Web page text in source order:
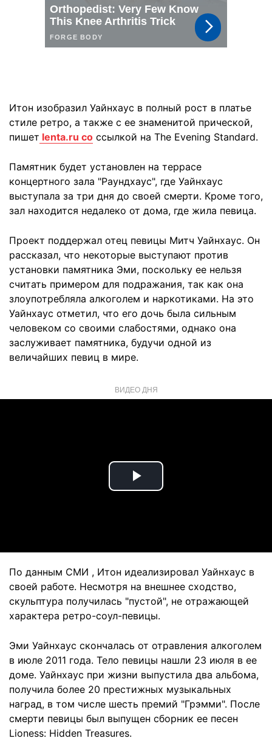
Итон изобразил Уайнхаус в полный рост в платье
стиле ретро, а также с ее знаменитой прической,
пишет lenta.ru со ссылкой на The Evening Standard.
Памятник будет установлен на террасе
концертного зала "Раундхаус", где Уайнхаус
выступала за три дня до своей смерти. Кроме того,
зал находится недалеко от дома, где жила певица.
Проект поддержал отец певицы Митч Уайнхаус. Он
рассказал, что некоторые выступают против
установки памятника Эми, поскольку ее нельзя
считать примером для подражания, так как она
злоупотребляла алкоголем и наркотиками. На это
Уайнхаус отметил, что его дочь была сильным
человеком со своими слабостями, однако она
заслуживает памятника, будучи одной из
величайших певиц в мире.
ВИДЕО ДНЯ
Play
По данным СМИ , Итон идеализировал Уайнхаус в
своей работе. Несмотря на внешнее сходство,
скульптура получилась "пустой", не отражающей
характера ретро-соул-певицы.
Эми Уайнхаус скончалась от отравления алкоголем
в июле 2011 года. Тело певицы нашли 23 июля в ее
доме. Уайнхаус при жизни выпустила два альбома,
получила более 20 престижных музыкальных
наград, в том числе шесть премий "Грэмми". После
смерти певицы был выпущен сборник ее песен
Lioness: Hidden Treasures.